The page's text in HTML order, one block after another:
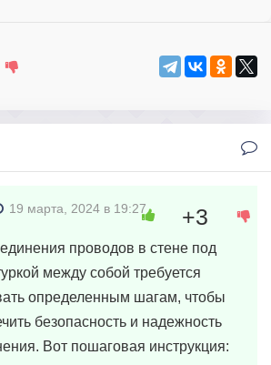
19 марта, 2024 в 19:27
проводов в стене под
между собой требуется
определенным шагам, чтобы
безопасность и надежность
Вот пошаговая инструкция:
+3